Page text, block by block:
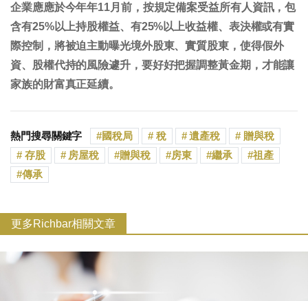
企業應應於今年年11月前，按規定備案受益所有人資訊，包
含有25%以上持股權益、有25%以上收益權、表決權或有實
際控制，將被迫主動曝光境外股東、實質股東，使得假外
資、股權代持的風險遽升，要好好把握調整黃金期，才能讓
家族的財富真正延續。
熱門搜尋關鍵字 國稅局 稅 遺產稅
贈與稅
存股
房屋稅 贈與稅 房東 繼承
祖產
傳承
更多Richbar相關文章